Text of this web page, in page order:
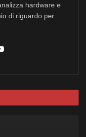
hardware e
di riguardo per